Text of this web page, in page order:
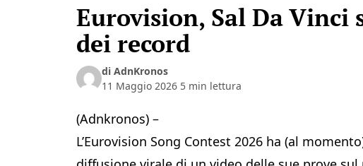
Eurovision, Sal Da
dei record
di AdnKronos
11 Maggio 2026 5 min lettura
(Adnkronos) –
L’Eurovision Song Contest 2026 ha (al